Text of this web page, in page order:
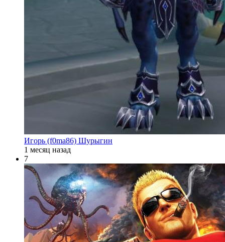
Игорь (f0ma86) Шурыгин
1 месяц назад
7